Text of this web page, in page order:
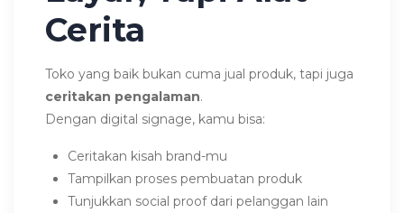
Cerita
Toko yang baik bukan cuma jual produk, tapi juga
ceritakan pengalaman.
Dengan digital signage, kamu bisa:
Ceritakan kisah brand-mu
Tampilkan proses pembuatan produk
Tunjukkan social proof dari pelanggan lain